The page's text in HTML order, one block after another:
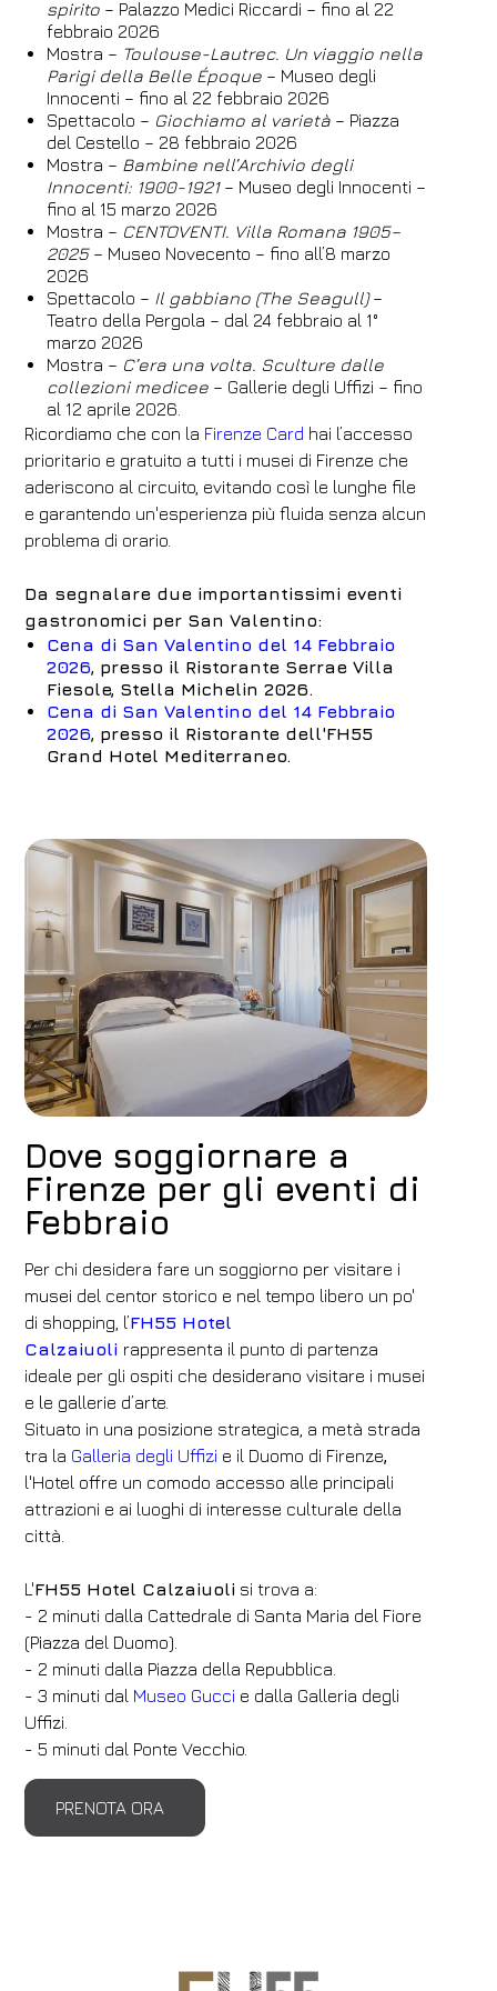
Hotel
FH55 Hotels
Arrivo
07/08/2026
Partenza
08/08
Camere
1
Adulti
2
Bambini
Codice sconto
Modifica prenotazione
spirito – Palazzo Medici Riccardi – fino al 22
febbraio 2026
Mostra – Toulouse-Lautrec. Un viaggio nella
Parigi della Belle Époque – Museo degli
Innocenti – fino al 22 febbraio 2026
Spettacolo – Giochiamo al varietà – Piazza
del Cestello – 28 febbraio 2026
Mostra – Bambine nell’Archivio degli
Innocenti: 1900-1921– Museo degli Innocenti –
fino al 15 marzo 2026
Mostra – CENTOVENTI. Villa Romana 1905–
2025– Museo Novecento – fino all’8 marzo
2026
Spettacolo – Il gabbiano (The Seagull)–
Teatro della Pergola – dal 24 febbraio al 1°
marzo 2026
Mostra – C’era una volta. Sculture dalle
collezioni medicee – Gallerie degli Uffizi – fino
al 12 aprile 2026.
Ricordiamo che con la Firenze Card hai l’accesso
prioritario e gratuito a tutti i musei di Firenze che
aderiscono al circuito, evitando così le lunghe file
e garantendo un'esperienza più fluida senza alcun
problema di orario.
Da segnalare due importantissimi eventi
gastronomici per San Valentino:
Cena di San Valentino del 14 Febbraio
2026, presso il Ristorante Serrae Villa
Fiesole, Stella Michelin 2026.
Cena di San Valentino del 14 Febbraio
2026, presso il Ristorante dell'FH55
Grand Hotel Mediterraneo.
Dove soggiornare a
Firenze per gli eventi di
Febbraio
Per chi desidera fare un soggiorno per visitare i
musei del centor storico e nel tempo libero un po'
di shopping, l’FH55 Hotel
Calzaiuoli rappresenta il punto di partenza
ideale per gli ospiti che desiderano visitare i musei
e le gallerie d’arte.
Situato in una posizione strategica, a metà strada
tra la Galleria degli Uffizi e il Duomo di Firenze,
l'Hotel offre un comodo accesso alle principali
attrazioni e ai luoghi di interesse culturale della
città.
L'FH55 Hotel Calzaiuoli si trova a:
- 2 minuti dalla Cattedrale di Santa Maria del Fiore
(Piazza del Duomo).
- 2 minuti dalla Piazza della Repubblica.
- 3 minuti dal Museo Gucci e dalla Galleria degli
Uffizi.
- 5 minuti dal Ponte Vecchio.
PRENOTA ORA